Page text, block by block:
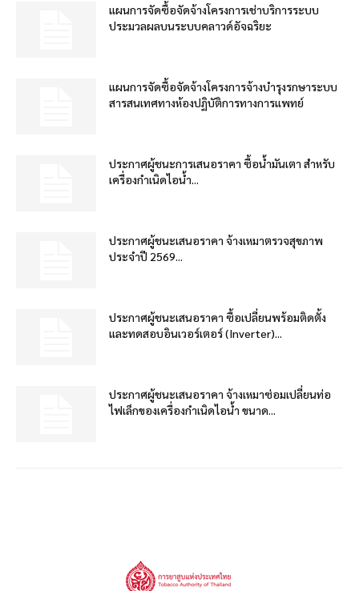
แผนการจัดซื้อจัดจ้างโครงการเช่าบริการระบบ
ประมวลผลบนระบบคลาวด์อัจฉริยะ
แผนการจัดซื้อจัดจ้างโครงการจ้างบำรุงรกษาระบบ
สารสนเทศทางห้องปฏิบัติการทางการแพทย์
ประกาศผู้ชนะการเสนอราคา ซื้อน้ำมันเตา สำหรับ
เครื่องกำเนิดไอน้ำ...
ประกาศผู้ชนะเสนอราคา จ้างเหมาตรวจสุขภาพ
ประจำปี 2569...
ประกาศผู้ชนะเสนอราคา ซื้อเปลี่ยนพร้อมติดตั้ง
และทดสอบอินเวอร์เตอร์ (Inverter)...
ประกาศผู้ชนะเสนอราคา จ้างเหมาซ่อมเปลี่ยนท่อ
ไฟเล็กของเครื่องกำเนิดไอน้ำ ขนาด...